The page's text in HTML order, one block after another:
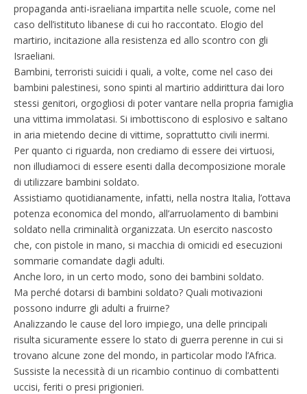
propaganda anti-israeliana impartita nelle scuole, come nel
caso dell’istituto libanese di cui ho raccontato. Elogio del
martirio, incitazione alla resistenza ed allo scontro con gli
Israeliani.
Bambini, terroristi suicidi i quali, a volte, come nel caso dei
bambini palestinesi, sono spinti al martirio addirittura dai loro
stessi genitori, orgogliosi di poter vantare nella propria famiglia
una vittima immolatasi. Si imbottiscono di esplosivo e saltano
in aria mietendo decine di vittime, soprattutto civili inermi.
Per quanto ci riguarda, non crediamo di essere dei virtuosi,
non illudiamoci di essere esenti dalla decomposizione morale
di utilizzare bambini soldato.
Assistiamo quotidianamente, infatti, nella nostra Italia, l’ottava
potenza economica del mondo, all’arruolamento di bambini
soldato nella criminalità organizzata. Un esercito nascosto
che, con pistole in mano, si macchia di omicidi ed esecuzioni
sommarie comandate dagli adulti.
Anche loro, in un certo modo, sono dei bambini soldato.
Ma perché dotarsi di bambini soldato? Quali motivazioni
possono indurre gli adulti a fruirne?
Analizzando le cause del loro impiego, una delle principali
risulta sicuramente essere lo stato di guerra perenne in cui si
trovano alcune zone del mondo, in particolar modo l’Africa.
Sussiste la necessità di un ricambio continuo di combattenti
uccisi, feriti o presi prigionieri.